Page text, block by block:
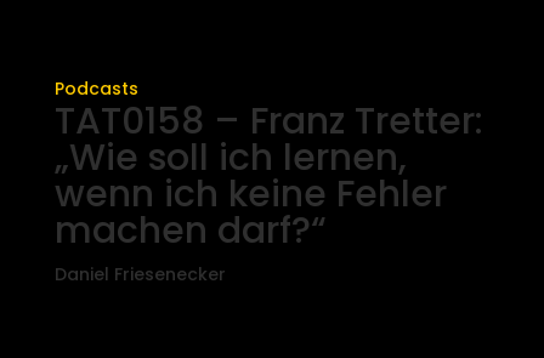
Podcasts
TAT0158 – Franz Tretter:
„Wie soll ich lernen,
wenn ich keine Fehler
machen darf?“
Daniel Friesenecker